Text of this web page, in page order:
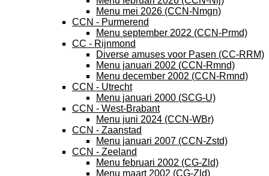
Menu mei 2026 (CCN-Nmgn)
CCN - Purmerend
Menu september 2022 (CCN-Prmd)
CC - Rijnmond
Diverse amuses voor Pasen (CC-RRM)
Menu januari 2002 (CCN-Rmnd)
Menu december 2002 (CCN-Rmnd)
CCN - Utrecht
Menu januari 2000 (SCG-U)
CCN - West-Brabant
Menu juni 2024 (CCN-WBr)
CCN - Zaanstad
Menu januari 2007 (CCN-Zstd)
CCN - Zeeland
Menu februari 2002 (CG-Zld)
Menu maart 2002 (CG-Zld)